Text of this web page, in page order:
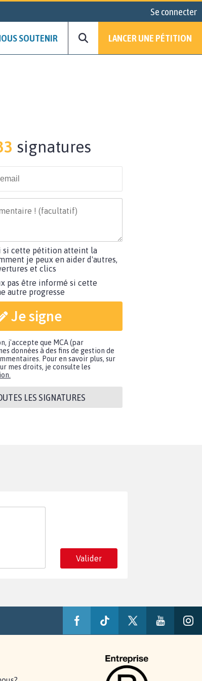
Se connecter
SOUTENIR LANCER UNE PÉTITION
signatures
si cette pétition atteint la
je peux en aider d'autres,
et clics
pas être informé si cette
autre progresse
Je signe
j'accepte que MCA (par
données à des fins de gestion de
Pour en savoir plus, sur
mes droits, je consulte les
LES SIGNATURES
Valider